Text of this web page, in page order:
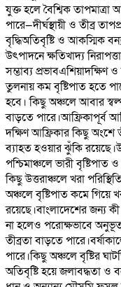
যুক্ত হলে বৈশ্বিক
পারে—দীর্ঘস্থায়ী ও তীব্র
বৃদ্ধিঅতিবৃষ্টি ও আকস্মিক
উৎপাদনে ক্ষতিখাদ্য
সম্ভাব্য প্রভাবএশিয়াদক্ষিণ
তুলনায় কম বৃষ্টিপাত হতে
হবে। কিছু অঞ্চলে আবার
বাড়তে পারে।আফ্রিকাপূর্ব
দক্ষিণ আফ্রিকার কিছু অংশে
ব্যাহত হওয়ার ঝুঁকি
পশ্চিমাঞ্চলে ভারী
কিছু উত্তরাঞ্চলে খরা
অঞ্চলে বৃষ্টিপাত কমে গিয়ে
রয়েছে।বাংলাদেশের জন্য
না হলেও পরোক্ষভাবে অনুভূত
তীব্রতা বাড়তে
পারে।কিছু অঞ্চলে বৃষ্টির
অতিবৃষ্টি হয়ে জলাবদ্ধতা ও